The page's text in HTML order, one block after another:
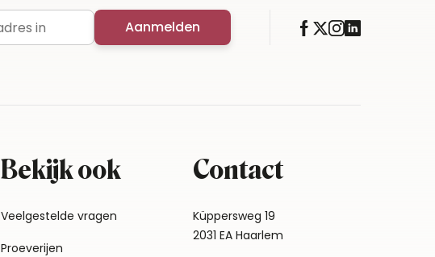
Aanmelden
Bekijk ook
Veelgestelde vragen
Proeverijen
Contact
Küppersweg 19
2031 EA Haarlem